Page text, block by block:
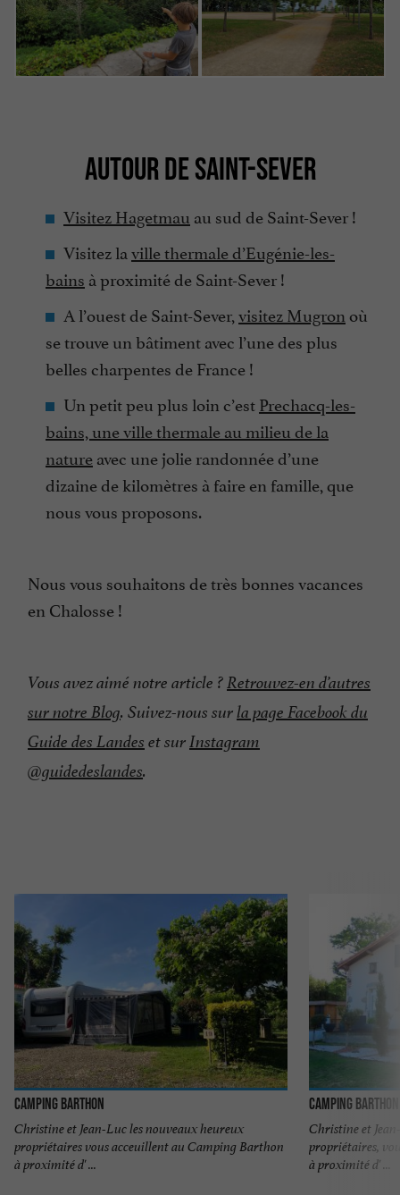
AUTOUR DE SAINT-SEVER
Visitez Hagetmau au sud de Saint-Sever !
Visitez laville thermale d’Eugénie-les-
bains à proximité de Saint-Sever !
A l’ouest de Saint-Sever,visitez Mugron où
se trouve un bâtiment avec l’une des plus
belles charpentes de France !
Un petit peu plus loin c’estPrechacq-les-
bains, une ville thermale au milieu de la
natureavec une jolie randonnée d’une
dizaine de kilomètres à faire en famille, que
nous vous proposons.
Nous vous souhaitons de très bonnes vacances
en Chalosse !
Vous avez aimé notre article ?Retrouvez-en d’autres
sur notre Blog. Suivez-nous surla page Facebook du
Guide des Landes et surInstagram
@guidedeslandes.
Camping Barthon
Christine et Jean-Luc les nouveaux heureux
propriétaires vous acceuillent au Camping Barthon
à proximité d' ...
Camping Barthon
Christine et
propriétaires,
à proximité d' ...